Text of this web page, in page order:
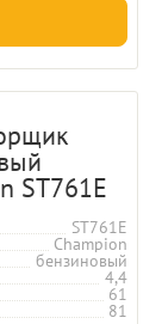
ST761E
ST761E
Champion
бензиновый
4,4
61
81